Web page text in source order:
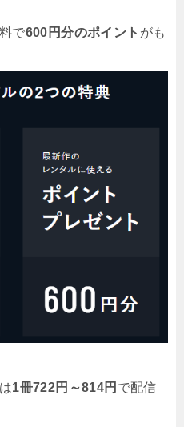
で600円分のポイント がも
1冊722円～814円 で配信